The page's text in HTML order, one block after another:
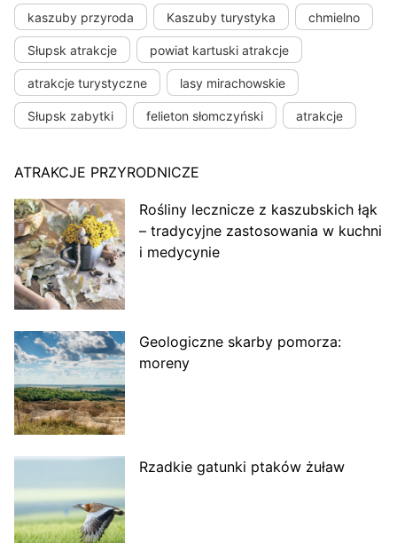
kaszuby przyroda Kaszuby turystyka chmielno
Słupsk atrakcje powiat kartuski atrakcje
atrakcje turystyczne lasy mirachowskie
Słupsk zabytki felieton słomczyński atrakcje
ATRAKCJE PRZYRODNICZE
Rośliny lecznicze z kaszubskich łąk
– tradycyjne zastosowania w kuchni
i medycynie
Geologiczne skarby pomorza:
moreny
Rzadkie gatunki ptaków żuław